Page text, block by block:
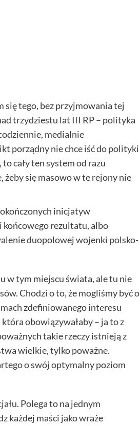
się tego, bez przyjmowania tej
trzydziestu lat III RP – polityka
medialnie
porządny nie chce iść do polityki
cały ten system od razu
żeby się masowo w te rejony nie
inicjatyw
końcowego rezultatu, albo
duopolowej wojenki polsko-
w tym miejscu świata, ale tu nie
Chodzi o to, że mogliśmy być o
zdefiniowanego interesu
obowiązywałaby – ja to z
takie rzeczy istnieją z
wielkie, tylko poważne.
o swój optymalny poziom
Polega to na jednym
każdej maści jako wraże